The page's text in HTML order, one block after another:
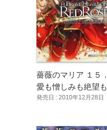
薔薇のマリア １５．
愛も憎しみも絶望も
発売日 : 2010年12月28日